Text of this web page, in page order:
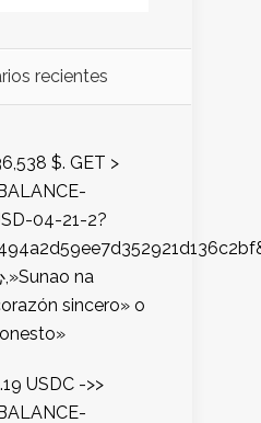
recientes
$. GET >
04-21-2?
na
sincero» o
USDC ->>